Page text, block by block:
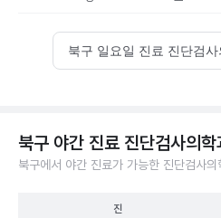
북구 일요일 진료 진단검
북구 야간 진료 진단검사의학
북구에서 야간 진료가 가능한 진단검사
진